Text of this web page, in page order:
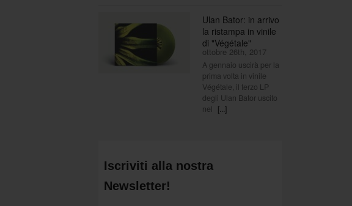
Ulan Bator: in arrivo
la ristampa in vinile
di "Végétale"
ottobre 26th, 2017
A gennaio uscirà per la
prima volta in vinile
Végétale, il terzo LP
degli Ulan Bator uscito
nel [...]
Iscriviti alla nostra
Newsletter!